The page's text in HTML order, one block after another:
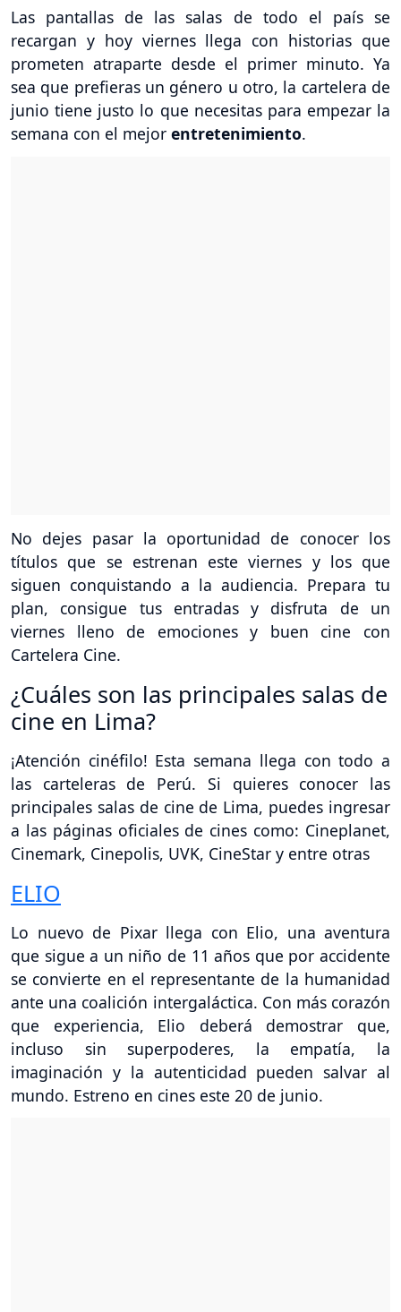
Las pantallas de las salas de todo el país se
recargan y hoy viernes llega con historias que
prometen atraparte desde el primer minuto. Ya
sea que prefieras un género u otro, la cartelera de
junio tiene justo lo que necesitas para empezar la
semana con el mejor entretenimiento.
No dejes pasar la oportunidad de conocer los
títulos que se estrenan este viernes y los que
siguen conquistando a la audiencia. Prepara tu
plan, consigue tus entradas y disfruta de un
viernes lleno de emociones y buen cine con
Cartelera Cine.
¿Cuáles son las principales salas de
cine en Lima?
¡Atención cinéfilo! Esta semana llega con todo a
las carteleras de Perú. Si quieres conocer las
principales salas de cine de Lima, puedes ingresar
a las páginas oficiales de cines como: Cineplanet,
Cinemark, Cinepolis, UVK, CineStar y entre otras
ELIO
Lo nuevo de Pixar llega con Elio, una aventura
que sigue a un niño de 11 años que por accidente
se convierte en el representante de la humanidad
ante una coalición intergaláctica. Con más corazón
que experiencia, Elio deberá demostrar que,
incluso sin superpoderes, la empatía, la
imaginación y la autenticidad pueden salvar al
mundo. Estreno en cines este 20 de junio.